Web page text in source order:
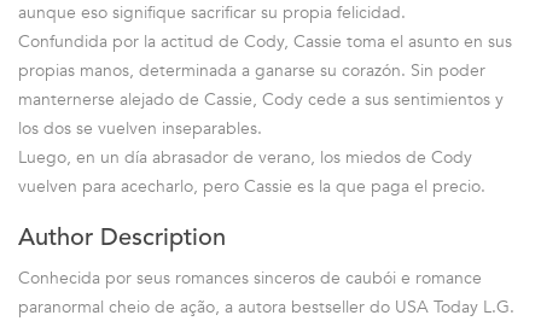
aunque eso signifique sacrificar su propia felicidad.
Confundida por la actitud de Cody, Cassie toma el asunto en sus
propias manos, determinada a ganarse su corazón. Sin poder
manternerse alejado de Cassie, Cody cede a sus sentimientos y
los dos se vuelven inseparables.
Luego, en un día abrasador de verano, los miedos de Cody
vuelven para acecharlo, pero Cassie es la que paga el precio.
Author Description
Conhecida por seus romances sinceros de caubói e romance
paranormal cheio de ação, a autora bestseller do USA Today L.G.